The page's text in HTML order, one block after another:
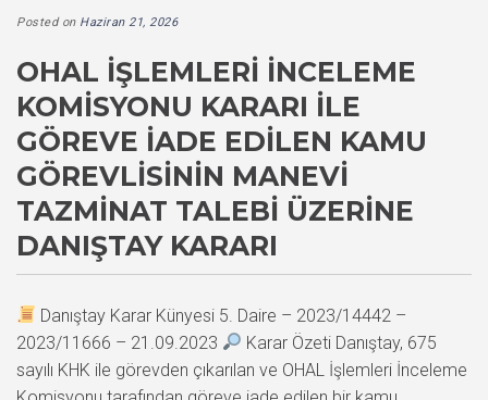
Posted on Haziran 21, 2026
OHAL İŞLEMLERI İNCELEME
KOMISYONU KARARI İLE
GÖREVE İADE EDILEN KAMU
GÖREVLISININ MANEVI
TAZMINAT TALEBI ÜZERINE
DANIŞTAY KARARI
Danıştay Karar Künyesi 5. Daire – 2023/14442 –
2023/11666 – 21.09.2023
Karar Özeti Danıştay, 675
sayılı KHK ile görevden çıkarılan ve OHAL İşlemleri İnceleme